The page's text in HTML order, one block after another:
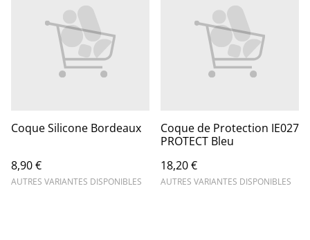
Coque Silicone Bordeaux
8,90 €
AUTRES VARIANTES DISPONIBLES
Coque de Protection IE027
PROTECT Bleu
18,20 €
AUTRES VARIANTES DISPONIBLES